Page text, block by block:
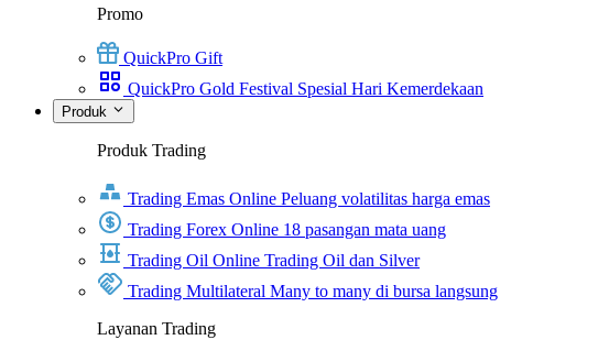
Promo
QuickPro Gift
QuickPro Gold Festival Spesial Hari Kemerdekaan
Produk
Produk Trading
Trading Emas Online Peluang volatilitas harga emas
Trading Forex Online 18 pasangan mata uang
Trading Oil Online Trading Oil dan Silver
Trading Multilateral Many to many di bursa langsung
Layanan Trading